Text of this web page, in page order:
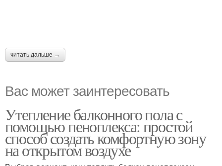
читать дальше →
Вас может заинтересовать
Утепление балконного пола с
помощью пеноплекса: простой
способ создать комфортную зону
на открытом воздухе